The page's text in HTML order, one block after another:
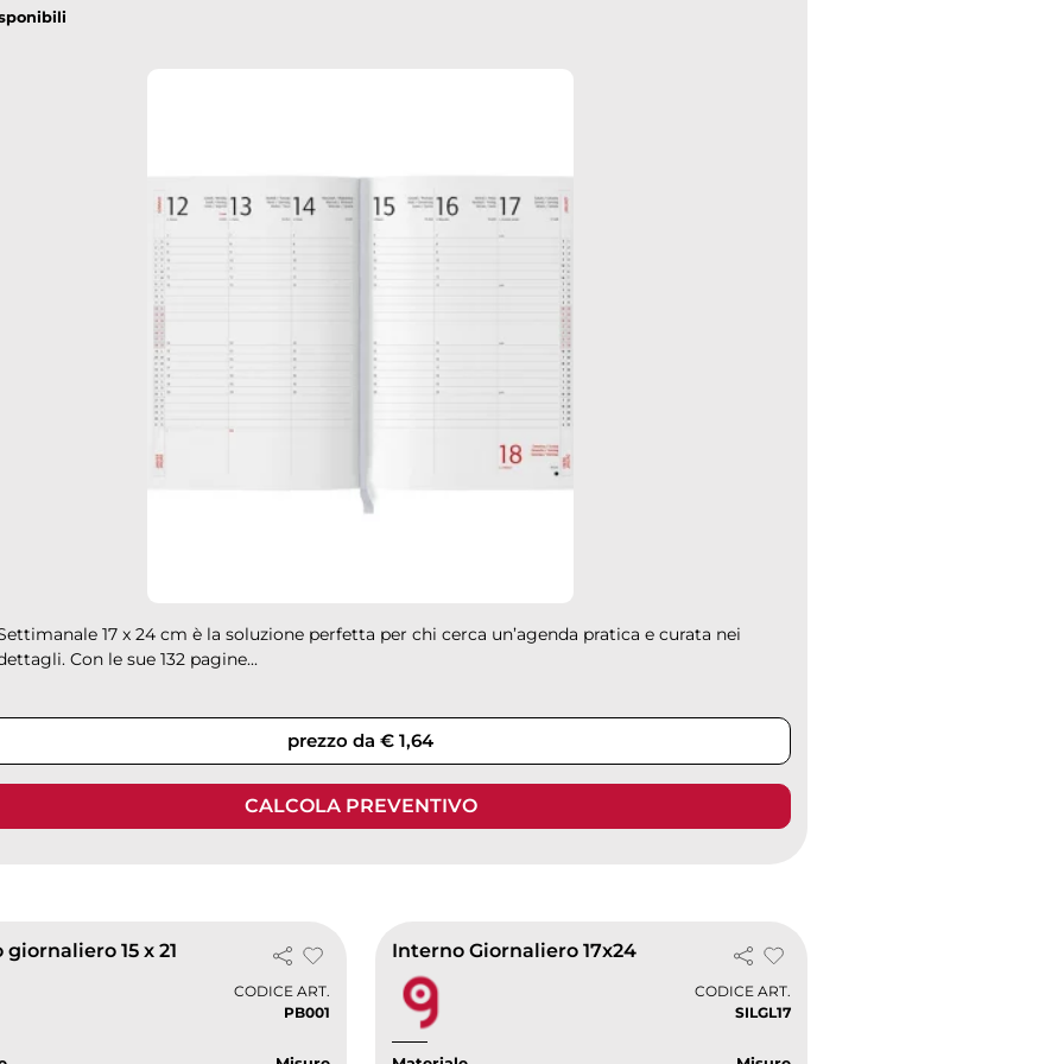
17 x 24 cm è la soluzione perfetta per chi cerca un’agenda pratica e curata nei
Con le sue 132 pagine...
prezzo da € 1,64
CALCOLA PREVENTIVO
15 x 21
CODICE ART.
PB001
Interno Giornaliero 17x24
CODICE ART.
SILGL17